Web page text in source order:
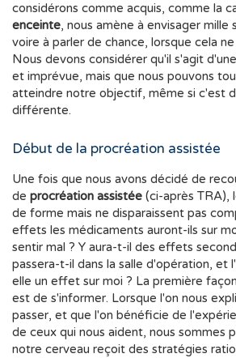
considérons comme acquis, comme la
enceinte, nous amène à envisager
voire à parler de chance, lorsque cela
Nous devons considérer qu'il s'agit
et imprévue, mais que nous pouvons
atteindre notre objectif, même si c'est
différente.
Début de la procréation assistée
Une fois que nous avons décidé de
de procréation assistée (ci-après TRA),
de forme mais ne disparaissent pas
effets les médicaments auront-ils sur
sentir mal ? Y aura-t-il des effets
passera-t-il dans la salle d'opération, et
elle un effet sur moi ? La première
est de s'informer. Lorsque l'on nous
passer, et que l'on bénéficie de
de ceux qui nous aident, nous sommes
notre cerveau reçoit des stratégies